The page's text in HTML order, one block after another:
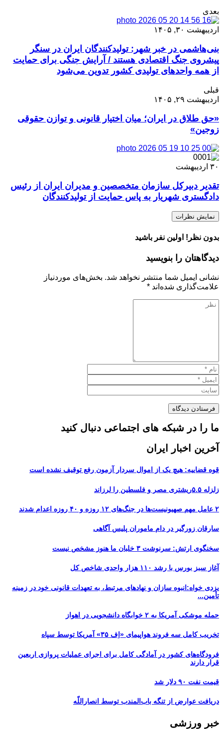
بعدی
اردیبهشت ۳۰, ۱۴۰۵
بنی‌هاشمی در خبر شهر: تولیدکنندگان ایران در سنگر
پیشروی جنگ اقتصادی هستند / آرایش جنگی برای حمایت
از همه واحدهای تولیدی کشور تدوین می‌شود
قبلی
اردیبهشت ۲۹, ۱۴۰۵
«حق طلاق در ایران؛ میان اختیار قانونی و توازن حقوقی
زوجین»
۳۰ اردیبهشت
تقدیر دبیرکل سازمان متخصصین و مدیران ایران از رئیس
دادگستری شهریار به پاس حمایت از تولیدکنندگان
نمایش نظرات
بدون نظر! اولین نفر باشید
دیدگاهتان را بنویسید
نشانی ایمیل شما منتشر نخواهد شد. بخش‌های موردنیاز
علامت‌گذاری شده‌اند *
ما را در شبکه های اجتماعی دنبال کنید
آخرین اخبار ایران
قوه قضاییه: هیچ یک از اموال سردار آزمون رفع توقیف نشده است
زلزله ۵.۵ریشتری مصر و فلسطین را لرزاند
۲ عامل مهم صهیونیست‌ها در جنگ‌های ۱۲ روزه و ۴۰ روزه اعدام شدند
سارقان زورگیر در دام ماموران پلیس آگاهی
سخنگوی ارتش: سرنوشت ۳ خلبان ما هنوز مشخص نیست
آغاز سبز بورس با رشد ۱۱۰ هزار واحدی شاخص کل
یزدی خواه:انبوه سازان و نهادهای مرتبط، به تعهدات قانونی خود در زمینه
تأمین...
حمله موشکی آمریکا به ۲ خوابگاه دانشجویی در اهواز
تخریب کامل سه فروند هواپیمای «اِف ۳۵» آمریکا توسط سپاه
فرودگاه‌های کشور در آمادگی کامل برای اجرای عملیات پروازی اربعین
قرار دارند
قیمت نفت ۹۰ دلار شد
دریافت عوارض از تنگه باب‌المندب توسط انصاراللّه
خبر ورزشی